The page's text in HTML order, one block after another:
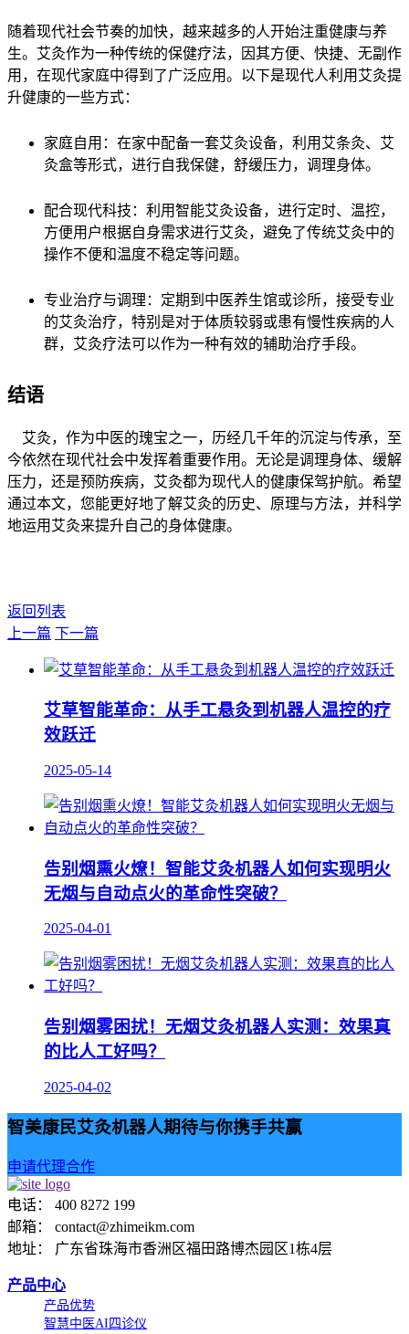
随着现代社会节奏的加快，越来越多的人开始注重健康与养
生。艾灸作为一种传统的保健疗法，因其方便、快捷、无副作
用，在现代家庭中得到了广泛应用。以下是现代人利用艾灸提
升健康的一些方式：
家庭自用：在家中配备一套艾灸设备，利用艾条灸、艾
灸盒等形式，进行自我保健，舒缓压力，调理身体。
配合现代科技：利用智能艾灸设备，进行定时、温控，
方便用户根据自身需求进行艾灸，避免了传统艾灸中的
操作不便和温度不稳定等问题。
专业治疗与调理：定期到中医养生馆或诊所，接受专业
的艾灸治疗，特别是对于体质较弱或患有慢性疾病的人
群，艾灸疗法可以作为一种有效的辅助治疗手段。
结语
艾灸，作为中医的瑰宝之一，历经几千年的沉淀与传承，至
今依然在现代社会中发挥着重要作用。无论是调理身体、缓解
压力，还是预防疾病，艾灸都为现代人的健康保驾护航。希望
通过本文，您能更好地了解艾灸的历史、原理与方法，并科学
地运用艾灸来提升自己的身体健康。
返回列表
上一篇 下一篇
艾草智能革命：从手工悬灸到机器人温控的疗
效跃迁
2025-05-14
告别烟熏火燎！智能艾灸机器人如何实现明火
无烟与自动点火的革命性突破？
2025-04-01
告别烟雾困扰！无烟艾灸机器人实测：效果真
的比人工好吗？
2025-04-02
智美康民艾灸机器人期待与你携手共赢
申请代理合作
电话： 400 8272 199
邮箱： contact@zhimeikm.com
地址： 广东省珠海市香洲区福田路博杰园区1栋4层
产品中心
产品优势
智慧中医AI四诊仪